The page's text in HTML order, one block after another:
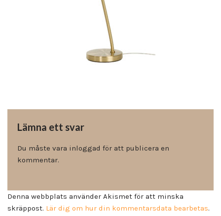
Lämna ett svar
Du måste vara inloggad för att publicera en
kommentar.
Denna webbplats använder Akismet för att minska
skräppost. Lär dig om hur din kommentarsdata bearbetas.